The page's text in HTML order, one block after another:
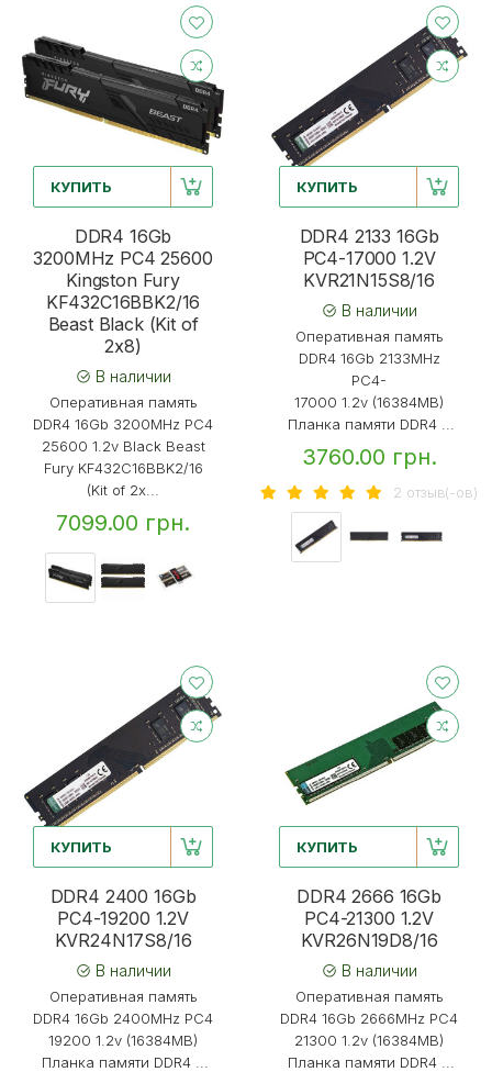
КУПИТЬ
DDR4 16Gb
3200MHz PC4 25600
Kingston Fury
KF432C16BBK2/16
Beast Black (Kit of
2x8)
В наличии
Оперативная память
DDR4 16Gb 3200MHz PC4
25600 1.2v Black Beast
Fury KF432C16BBK2/16
(Kit of 2x...
7099.00 грн.
КУПИТЬ
DDR4 2133 16Gb
PC4-17000 1.2V
KVR21N15S8/16
В наличии
Оперативная память
DDR4 16Gb 2133MHz
PC4-
17000 1.2v (16384MB)
Планка памяти DDR4 ...
3760.00 грн.
2 отзыв(-ов)
КУПИТЬ
DDR4 2400 16Gb
PC4-19200 1.2V
KVR24N17S8/16
В наличии
Оперативная память
DDR4 16Gb 2400MHz PC4
19200 1.2v (16384MB)
Планка памяти DDR4 ...
КУПИТЬ
DDR4 2666 16Gb
PC4-21300 1.2V
KVR26N19D8/16
В наличии
Оперативная память
DDR4 16Gb 2666MHz PC4
21300 1.2v (16384MB)
Планка памяти DDR4 ...